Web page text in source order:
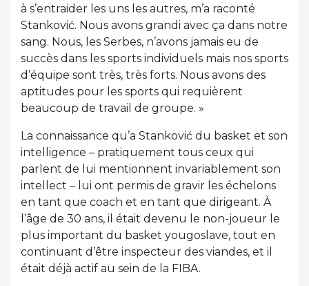
à s’entraider les uns les autres, m’a raconté
Stanković. Nous avons grandi avec ça dans notre
sang. Nous, les Serbes, n’avons jamais eu de
succès dans les sports individuels mais nos sports
d’équipe sont très, très forts. Nous avons des
aptitudes pour les sports qui requièrent
beaucoup de travail de groupe. »
La connaissance qu’a Stanković du basket et son
intelligence – pratiquement tous ceux qui
parlent de lui mentionnent invariablement son
intellect – lui ont permis de gravir les échelons
en tant que coach et en tant que dirigeant. À
l’âge de 30 ans, il était devenu le non-joueur le
plus important du basket yougoslave, tout en
continuant d’être inspecteur des viandes, et il
était déjà actif au sein de la FIBA.